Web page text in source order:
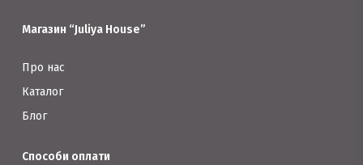
Магазин “Juliya House”
Про нас
Каталог
Блог
Способи оплати